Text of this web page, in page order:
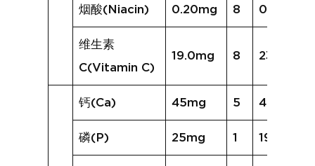
烟酸(Niacin) 0.20mg 8 0.36mg
维生素
C(Vitamin C)
19.0mg 8 23.0mg
钙(Ca) 45mg 5 46mg
磷(P) 25mg 1 19mg